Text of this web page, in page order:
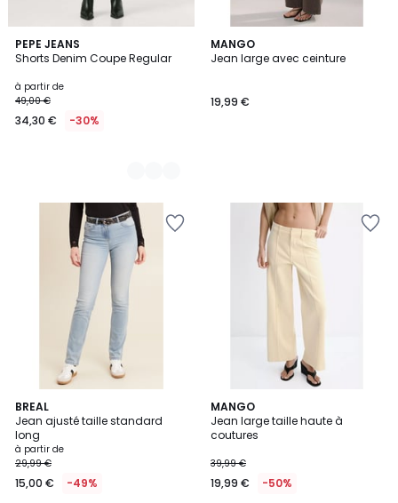
PEPE JEANS
Shorts Denim Coupe Regular
à partir de
49,00 €
34,30 € -30%
2
Couleurs
MANGO
Jean large avec ceinture
19,99 €
BREAL
Jean ajusté taille standard
long
à partir de
29,99 €
15,00 € -49%
2
Couleurs
MANGO
Jean large taille haute à
coutures
39,99 €
19,99 € -50%